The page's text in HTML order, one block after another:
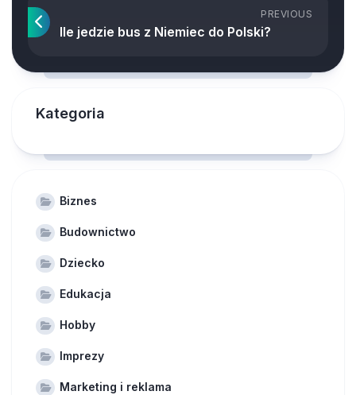
PREVIOUS
Ile jedzie bus z Niemiec do Polski?
Kategoria
Biznes
Budownictwo
Dziecko
Edukacja
Hobby
Imprezy
Marketing i reklama